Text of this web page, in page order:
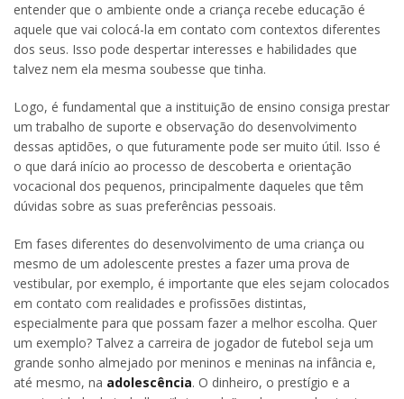
entender que o ambiente onde a criança recebe educação é
aquele que vai colocá-la em contato com contextos diferentes
dos seus. Isso pode despertar interesses e habilidades que
talvez nem ela mesma soubesse que tinha.
Logo, é fundamental que a instituição de ensino consiga prestar
um trabalho de suporte e observação do desenvolvimento
dessas aptidões, o que futuramente pode ser muito útil. Isso é
o que dará início ao processo de descoberta e orientação
vocacional dos pequenos, principalmente daqueles que têm
dúvidas sobre as suas preferências pessoais.
Em fases diferentes do desenvolvimento de uma criança ou
mesmo de um adolescente prestes a fazer uma prova de
vestibular, por exemplo, é importante que eles sejam colocados
em contato com realidades e profissões distintas,
especialmente para que possam fazer a melhor escolha. Quer
um exemplo? Talvez a carreira de jogador de futebol seja um
grande sonho almejado por meninos e meninas na infância e,
até mesmo, na adolescência. O dinheiro, o prestígio e a